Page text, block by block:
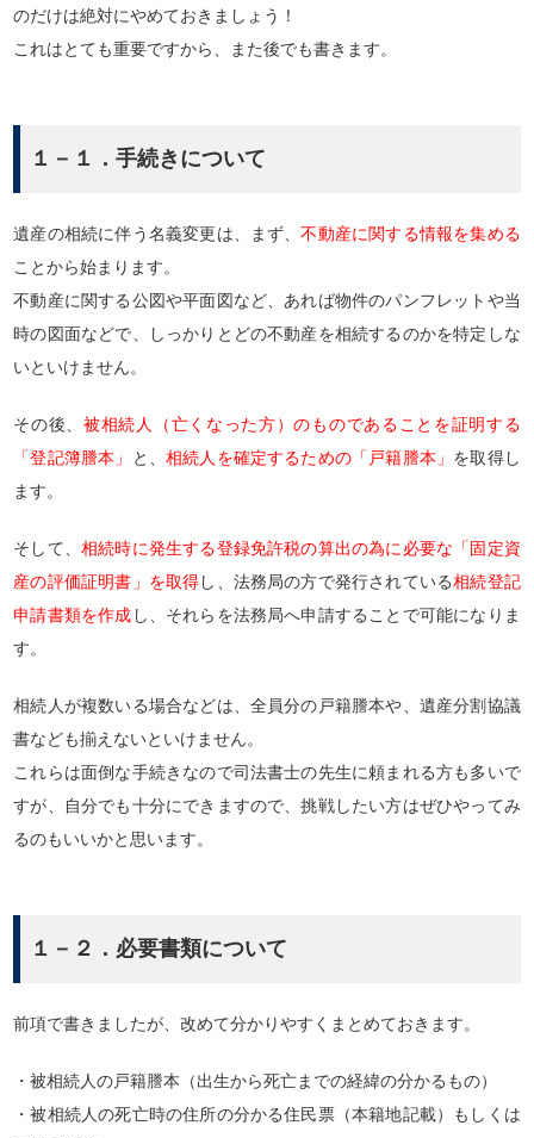
のだけは絶対にやめておきましょう！
これはとても重要ですから、また後でも書きます。
１－１．手続きについて
遺産の相続に伴う名義変更は、まず、不動産に関する情報を集める
ことから始まります。
不動産に関する公図や平面図など、あれば物件のパンフレットや当
時の図面などで、しっかりとどの不動産を相続するのかを特定しな
いといけません。
その後、被相続人（亡くなった方）のものであることを証明する
「登記簿謄本」
と、 相続人を確定するための「戸籍謄本」 を取得し
ます。
そして、 相続時に発生する登録免許税の算出の為に必要な「固定資
産の評価証明書」を取得し、法務局の方で発行されている相続登記
申請書類を作成 し、それらを法務局へ申請することで可能になりま
す。
相続人が複数いる場合などは、全員分の戸籍謄本や、遺産分割協議
書なども揃えないといけません。
これらは面倒な手続きなので司法書士の先生に頼まれる方も多いで
すが、自分でも十分にできますので、挑戦したい方はぜひやってみ
るのもいいかと思います。
１－２．必要書類について
前項で書きましたが、改めて分かりやすくまとめておきます。
・被相続人の戸籍謄本（出生から死亡までの経緯の分かるもの）
・被相続人の死亡時の住所の分かる住民票（本籍地記載）もしくは